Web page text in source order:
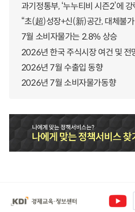
과기정통부, ‘누누티비 시즌2’에
“초(超)성장+신(新)공간, 대체불
7월 소비자물가는 2.8% 상승
2026년 한국 주식시장 여건 및 전
2026년 7월 수출입 동향
2026년 7월 소비자물가동향